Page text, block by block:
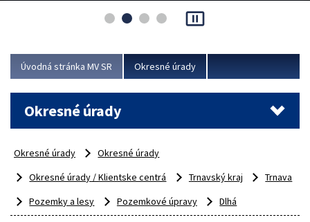
asociácie poisťovní (SLASPO) a Ministerstva vnútra SR.
Viac
pause_presentation
Úvodná stránka MV SR Okresné úrady
Okresné úrady
Okresné úrady
Okresné úrady
Okresné úrady / Klientske centrá
Trnavský kraj
Trnava
Pozemky a lesy
Pozemkové úpravy Dlhá